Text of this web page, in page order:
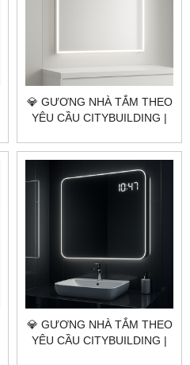
💎 GƯƠNG NHÀ TẮM THEO
YÊU CẦU CITYBUILDING |
GIÁ GƯƠNG NHÀ TẮM
QUẬN 5 TP.HCM
💎 GƯƠNG NHÀ TẮM THEO
YÊU CẦU CITYBUILDING |